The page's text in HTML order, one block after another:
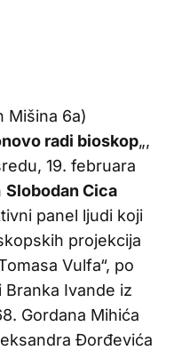
Mišina 6a)
radi bioskop„,
19. februara
Slobodan Cica
panel ljudi koji
projekcija
Vulfa“, po
Branka Ivande iz
Gordana Mihića
Đorđevića